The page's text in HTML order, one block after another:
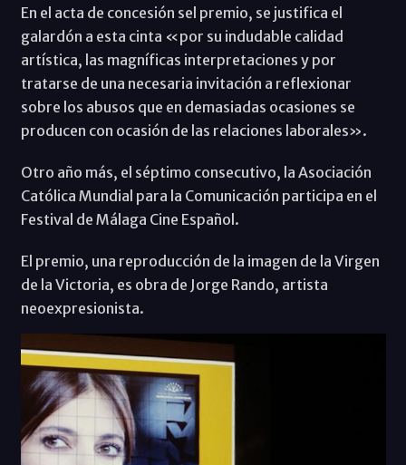
En el acta de concesión sel premio, se justifica el
galardón a esta cinta «por su indudable calidad
artística, las magníficas interpretaciones y por
tratarse de una necesaria invitación a reflexionar
sobre los abusos que en demasiadas ocasiones se
producen con ocasión de las relaciones laborales».
Otro año más, el séptimo consecutivo, la Asociación
Católica Mundial para la Comunicación participa en el
Festival de Málaga Cine Español.
El premio, una reproducción de la imagen de la Virgen
de la Victoria, es obra de Jorge Rando, artista
neoexpresionista.